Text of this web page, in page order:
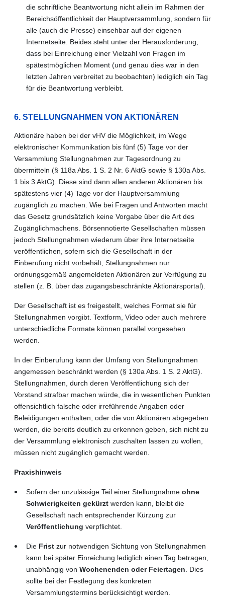
die schriftliche Beantwortung nicht allein im Rahmen der
Bereichsöffentlichkeit der Hauptversammlung, sondern für
alle (auch die Presse) einsehbar auf der eigenen
Internetseite. Beides steht unter der Herausforderung,
dass bei Einreichung einer Vielzahl von Fragen im
spätestmöglichen Moment (und genau dies war in den
letzten Jahren verbreitet zu beobachten) lediglich ein Tag
für die Beantwortung verbleibt.
6. STELLUNGNAHMEN VON AKTIONÄREN
Aktionäre haben bei der vHV die Möglichkeit, im Wege
elektronischer Kommunikation bis fünf (5) Tage vor der
Versammlung Stellungnahmen zur Tagesordnung zu
übermitteln (§ 118a Abs. 1 S. 2 Nr. 6 AktG sowie § 130a Abs.
1 bis 3 AktG). Diese sind dann allen anderen Aktionären bis
spätestens vier (4) Tage vor der Hauptversammlung
zugänglich zu machen. Wie bei Fragen und Antworten macht
das Gesetz grundsätzlich keine Vorgabe über die Art des
Zugänglichmachens. Börsennotierte Gesellschaften müssen
jedoch Stellungnahmen wiederum über ihre Internetseite
veröffentlichen, sofern sich die Gesellschaft in der
Einberufung nicht vorbehält, Stellungnahmen nur
ordnungsgemäß angemeldeten Aktionären zur Verfügung zu
stellen (z. B. über das zugangsbeschränkte Aktionärsportal).
Der Gesellschaft ist es freigestellt, welches Format sie für
Stellungnahmen vorgibt. Textform, Video oder auch mehrere
unterschiedliche Formate können parallel vorgesehen
werden.
In der Einberufung kann der Umfang von Stellungnahmen
angemessen beschränkt werden (§ 130a Abs. 1 S. 2 AktG).
Stellungnahmen, durch deren Veröffentlichung sich der
Vorstand strafbar machen würde, die in wesentlichen Punkten
offensichtlich falsche oder irreführende Angaben oder
Beleidigungen enthalten, oder die von Aktionären abgegeben
werden, die bereits deutlich zu erkennen geben, sich nicht zu
der Versammlung elektronisch zuschalten lassen zu wollen,
müssen nicht zugänglich gemacht werden.
Praxishinweis
Sofern der unzulässige Teil einer Stellungnahme ohne
Schwierigkeiten gekürzt werden kann, bleibt die
Gesellschaft nach entsprechender Kürzung zur
Veröffentlichung verpflichtet.
Die Frist zur notwendigen Sichtung von Stellungnahmen
kann bei später Einreichung lediglich einen Tag betragen,
unabhängig von Wochenenden oder Feiertagen . Dies
sollte bei der Festlegung des konkreten
Versammlungstermins berücksichtigt werden.